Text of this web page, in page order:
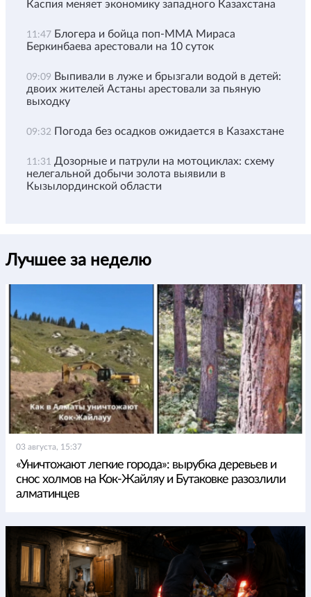
Каспия меняет экономику западного Казахстана
11:47 Блогера и бойца поп-ММА Мираса
Беркинбаева арестовали на 10 суток
09:09 Выпивали в луже и брызгали водой в детей:
двоих жителей Астаны арестовали за пьяную
выходку
09:32 Погода без осадков ожидается в Казахстане
11:31 Дозорные и патрули на мотоциклах: схему
нелегальной добычи золота выявили в
Кызылординской области
Лучшее за неделю
03 августа, 15:37
«Уничтожают легкие города»: вырубка деревьев и
снос холмов на Кок-Жайляу и Бутаковке разозлили
алматинцев